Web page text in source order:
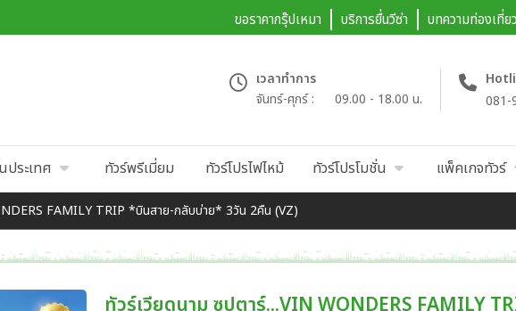
ขอราคากรุ๊ปเหมา บริการยื่นวีซ่า บทความท่องเที่ยว
เวลาทำการ
จันทร์-ศุกร์ :
09.00 - 18.00 น.
081-
ประเทศ ทัวร์พรีเมี่ยม ทัวร์โปรไฟไหม้ ทัวร์โปรโมชั่น แพ็คเกจทัวร์
FAMILY TRIP *บินสาย-กลับบ่าย* 3วัน 2คืน (VZ)